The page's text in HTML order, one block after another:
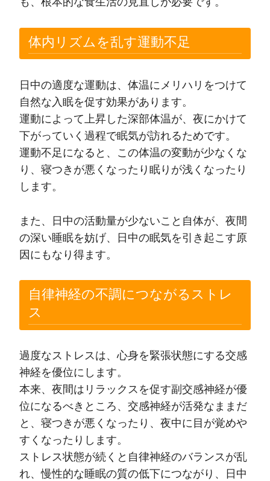
体内リズムを乱す運動不足
日中の適度な運動は、体温にメリハリをつけて
自然な入眠を促す効果があります。
運動によって上昇した深部体温が、夜にかけて
下がっていく過程で眠気が訪れるためです。
運動不足になると、この体温の変動が少なくな
り、寝つきが悪くなったり眠りが浅くなったり
します。
また、日中の活動量が少ないこと自体が、夜間
の深い睡眠を妨げ、日中の眠気を引き起こす原
因にもなり得ます。
自律神経の不調につながるストレ
ス
過度なストレスは、心身を緊張状態にする交感
神経を優位にします。
本来、夜間はリラックスを促す副交感神経が優
位になるべきところ、交感神経が活発なままだ
と、寝つきが悪くなったり、夜中に目が覚めや
すくなったりします。
ストレス状態が続くと自律神経のバランスが乱
れ、慢性的な睡眠の質の低下につながり、日中